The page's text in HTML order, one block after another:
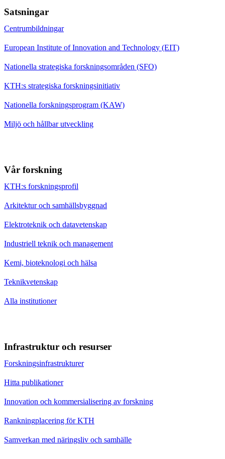
Satsningar
Centrumbildningar
European Institute of Innovation and Technology (EIT)
Nationella strategiska forskningsområden (SFO)
KTH:s strategiska forskningsinitiativ
Nationella forskningsprogram (KAW)
Miljö och hållbar utveckling
Vår forskning
KTH:s forskningsprofil
Arkitektur och samhällsbyggnad
Elektroteknik och datavetenskap
Industriell teknik och management
Kemi, bioteknologi och hälsa
Teknikvetenskap
Alla institutioner
Infrastruktur och resurser
Forskningsinfrastrukturer
Hitta publikationer
Innovation och kommersialisering av forskning
Rankningplacering för KTH
Samverkan med näringsliv och samhälle